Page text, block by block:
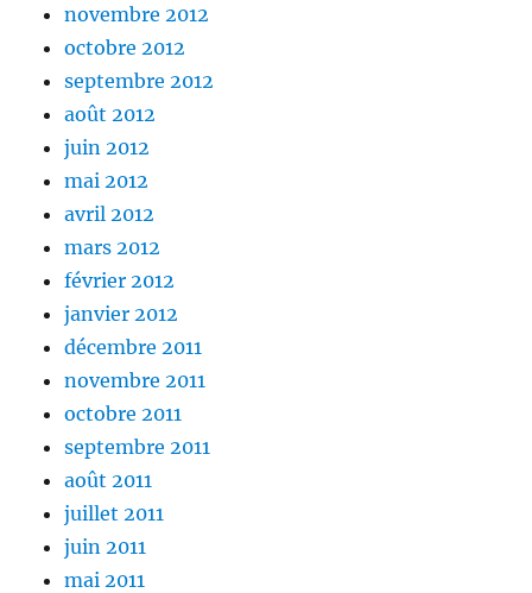
novembre 2012
octobre 2012
septembre 2012
août 2012
juin 2012
mai 2012
avril 2012
mars 2012
février 2012
janvier 2012
décembre 2011
novembre 2011
octobre 2011
septembre 2011
août 2011
juillet 2011
juin 2011
mai 2011